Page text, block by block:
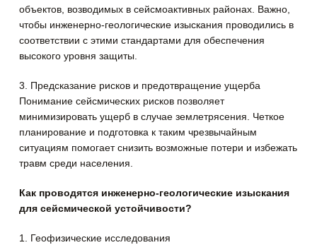
объектов, возводимых в сейсмоактивных районах. Важно,
чтобы инженерно-геологические изыскания проводились в
соответствии с этими стандартами для обеспечения
высокого уровня защиты.
3. Предсказание рисков и предотвращение ущерба
Понимание сейсмических рисков позволяет
минимизировать ущерб в случае землетрясения. Четкое
планирование и подготовка к таким чрезвычайным
ситуациям помогает снизить возможные потери и избежать
травм среди населения.
Как проводятся инженерно-геологические изыскания
для сейсмической устойчивости?
1. Геофизические исследования